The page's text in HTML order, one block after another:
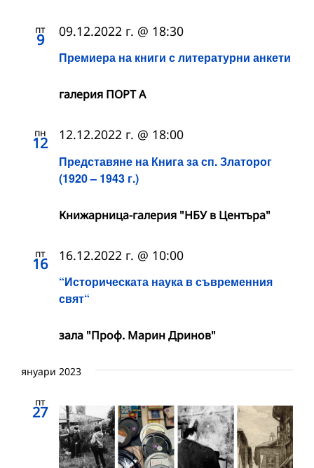
пт
9
Премиера на книги с литературни анкети
09.12.2022 г. @ 18:30
галерия ПОРТ А
пн
12
Представяне на Книга за сп. Златорог
(1920 – 1943 г.)
12.12.2022 г. @ 18:00
Книжарница-галерия "НБУ в Центъра"
пт
16
“Историческата наука в съвременния
свят“
16.12.2022 г. @ 10:00
зала "Проф. Марин Дринов"
януари 2023
пт
27